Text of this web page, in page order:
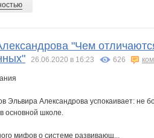
"Чем
26.06.2020 в 16:23 626
Эльвира Александрова успокаивает: не
основной школе.
мифов о системе развивающ...